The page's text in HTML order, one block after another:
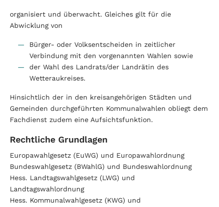
organisiert und überwacht. Gleiches gilt für die
Abwicklung von
Bürger- oder Volksentscheiden in zeitlicher
Verbindung mit den vorgenannten Wahlen sowie
der Wahl des Landrats/der Landrätin des
Wetteraukreises.
Hinsichtlich der in den kreisangehörigen Städten und
Gemeinden durchgeführten Kommunalwahlen obliegt dem
Fachdienst zudem eine Aufsichtsfunktion.
Rechtliche Grundlagen
Europawahlgesetz (EuWG) und Europawahlordnung
Bundeswahlgesetz (BWahlG) und Bundeswahlordnung
Hess. Landtagswahlgesetz (LWG) und
Landtagswahlordnung
Hess. Kommunalwahlgesetz (KWG) und